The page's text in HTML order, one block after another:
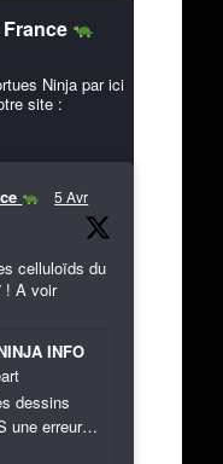
Ninja par ici
site :
5 Avr
celluloïds du
! A voir
INFO
dessins
une erreur…